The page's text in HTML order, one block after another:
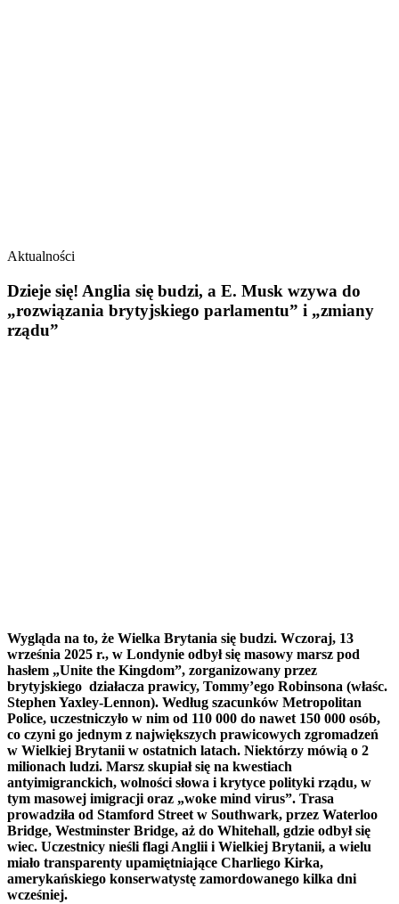
Aktualności
Dzieje się! Anglia się budzi, a E. Musk wzywa do
„rozwiązania brytyjskiego parlamentu” i „zmiany
rządu”
Wygląda na to, że Wielka Brytania się budzi. Wczoraj, 13
września 2025 r., w Londynie odbył się masowy marsz pod
hasłem „Unite the Kingdom”, zorganizowany przez
brytyjskiego działacza prawicy, Tommy’ego Robinsona (właśc.
Stephen Yaxley-Lennon). Według szacunków Metropolitan
Police, uczestniczyło w nim od 110 000 do nawet 150 000 osób,
co czyni go jednym z największych prawicowych zgromadzeń
w Wielkiej Brytanii w ostatnich latach. Niektórzy mówią o 2
milionach ludzi. Marsz skupiał się na kwestiach
antyimigranckich, wolności słowa i krytyce polityki rządu, w
tym masowej imigracji oraz „woke mind virus”. Trasa
prowadziła od Stamford Street w Southwark, przez Waterloo
Bridge, Westminster Bridge, aż do Whitehall, gdzie odbył się
wiec. Uczestnicy nieśli flagi Anglii i Wielkiej Brytanii, a wielu
miało transparenty upamiętniające Charliego Kirka,
amerykańskiego konserwatystę zamordowanego kilka dni
wcześniej.